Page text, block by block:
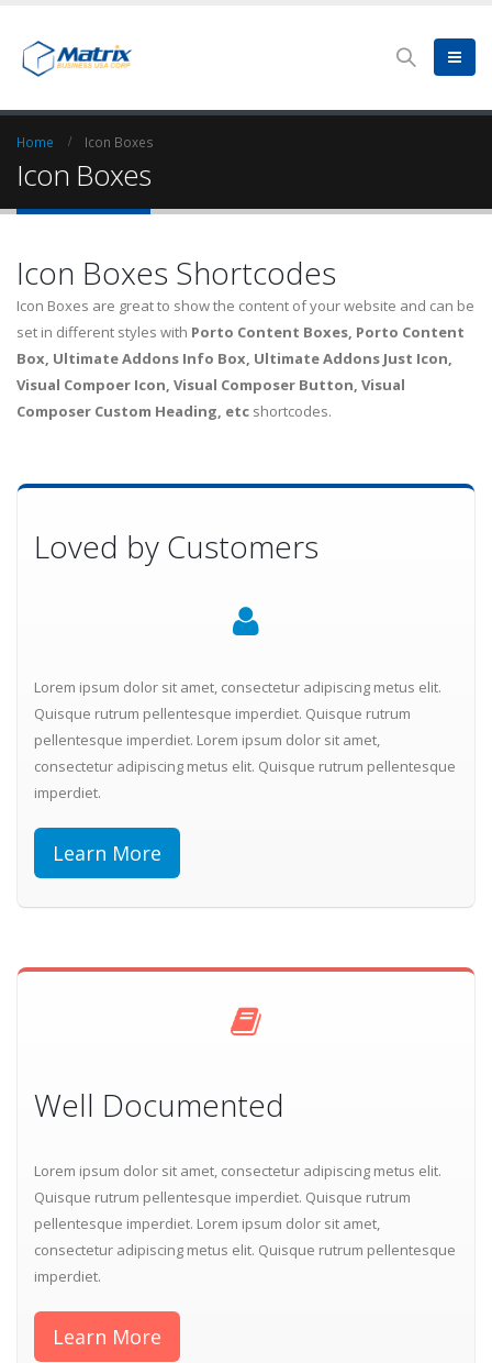
Home Icon Boxes
Icon Boxes
Icon Boxes Shortcodes
Icon Boxes are great to show the content of your website and can be
set in different styles with Porto Content Boxes, Porto Content
Box, Ultimate Addons Info Box, Ultimate Addons Just Icon,
Visual Compoer Icon, Visual Composer Button, Visual
Composer Custom Heading, etc shortcodes.
Loved by Customers
Lorem ipsum dolor sit amet, consectetur adipiscing metus elit.
Quisque rutrum pellentesque imperdiet. Quisque rutrum
pellentesque imperdiet. Lorem ipsum dolor sit amet,
consectetur adipiscing metus elit. Quisque rutrum pellentesque
imperdiet.
Learn More
Well Documented
Lorem ipsum dolor sit amet, consectetur adipiscing metus elit.
Quisque rutrum pellentesque imperdiet. Quisque rutrum
pellentesque imperdiet. Lorem ipsum dolor sit amet,
consectetur adipiscing metus elit. Quisque rutrum pellentesque
imperdiet.
Learn More